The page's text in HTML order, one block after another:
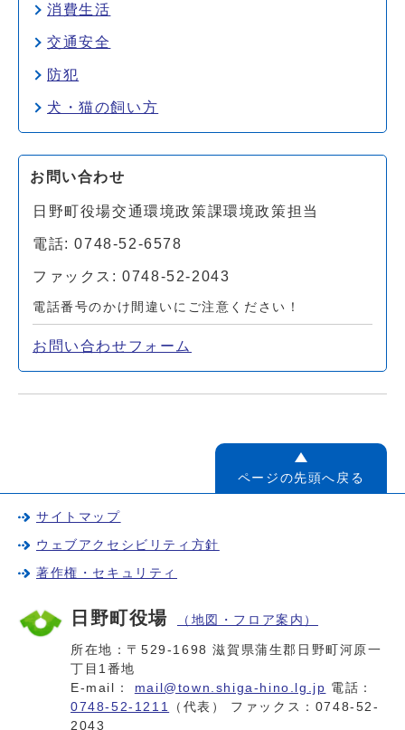
消費生活
交通安全
防犯
犬・猫の飼い方
お問い合わせ
日野町役場交通環境政策課環境政策担当
電話: 0748-52-6578
ファックス: 0748-52-2043
電話番号のかけ間違いにご注意ください！
お問い合わせフォーム
ページの先頭へ戻る
サイトマップ
ウェブアクセシビリティ方針
著作権・セキュリティ
日野町役場 （地図・フロア案内）
所在地：〒529-1698 滋賀県蒲生郡日野町河原一
丁目1番地
E-mail： mail@town.shiga-hino.lg.jp 電話：
0748-52-1211
（代表） ファックス：0748-52-
2043